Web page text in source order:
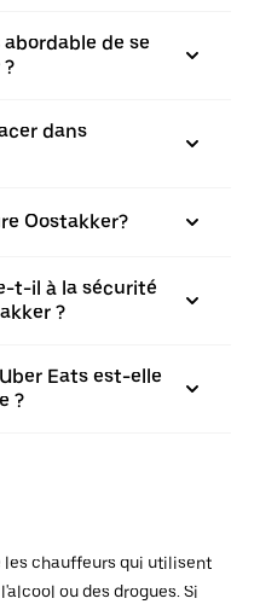
de se
dans
Oostakker?
t-il à la sécurité
?
Eats est-elle
?
les chauffeurs qui utilisent
ou des drogues. Si